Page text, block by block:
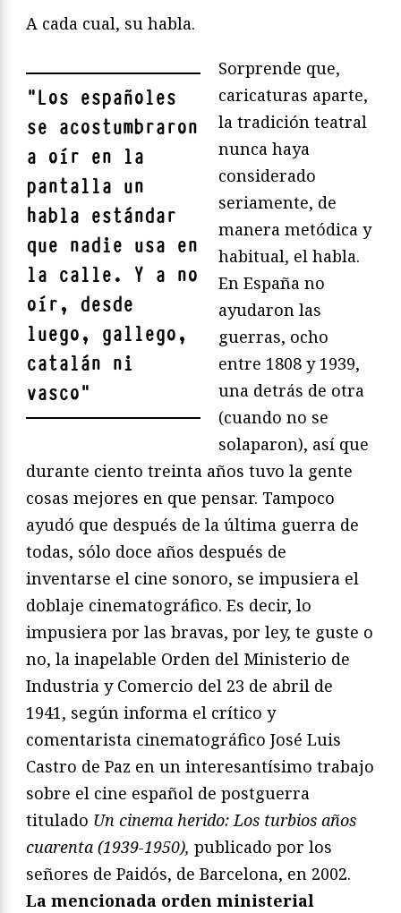
A cada cual, su habla.
"Los españoles
se acostumbraron
a oír en la
pantalla un
habla estándar
que nadie usa en
la calle. Y a no
oír, desde
luego, gallego,
catalán ni
vasco"
Sorprende que,
caricaturas aparte,
la tradición teatral
nunca haya
considerado
seriamente, de
manera metódica y
habitual, el habla.
En España no
ayudaron las
guerras, ocho
entre 1808 y 1939,
una detrás de otra
(cuando no se
solaparon), así que
durante ciento treinta años tuvo la gente
cosas mejores en que pensar. Tampoco
ayudó que después de la última guerra de
todas, sólo doce años después de
inventarse el cine sonoro, se impusiera el
doblaje cinematográfico. Es decir, lo
impusiera por las bravas, por ley, te guste o
no, la inapelable Orden del Ministerio de
Industria y Comercio del 23 de abril de
1941, según informa el crítico y
comentarista cinematográfico José Luis
Castro de Paz en un interesantísimo trabajo
sobre el cine español de postguerra
titulado Un cinema herido: Los turbios años
cuarenta (1939-1950), publicado por los
señores de Paidós, de Barcelona, en 2002.
La mencionada orden ministerial